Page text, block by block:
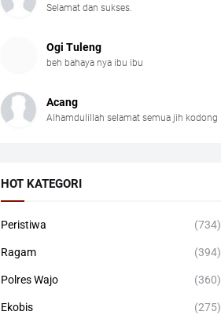
Selamat dan sukses.
Ogi Tuleng
beh bahaya nya ibu ibu
Acang
Alhamdulillah selamat semua jih kodong
HOT KATEGORI
Peristiwa (734)
Ragam (394)
Polres Wajo (360)
Ekobis (275)